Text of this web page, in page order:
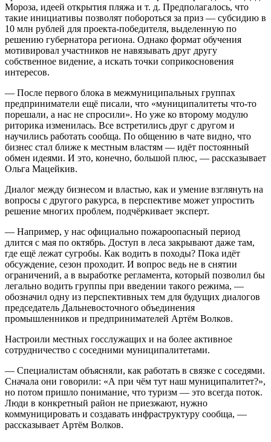
Мороза, идеей открытия пляжа и т. д. Предполагалось, что
такие инициативы позволят побороться за приз — субсидию в
10 млн рублей для проекта-победителя, выделенную по
решению губернатора региона. Однако формат обучения
мотивировал участников не навязывать друг другу
собственное видение, а искать точки соприкосновения
интересов.
— После первого блока в межмуниципальных группах
предприниматели ещё писали, что «муниципалитеты что-то
порешали, а нас не спросили». Но уже ко второму модулю
риторика изменилась. Все встретились друг с другом и
научились работать сообща. По общению в чате видно, что
бизнес стал ближе к местным властям — идёт постоянный
обмен идеями. И это, конечно, большой плюс, — рассказывает
Ольга Мацейкив.
Диалог между бизнесом и властью, как и умение взглянуть на
вопросы с другого ракурса, в перспективе может упростить
решение многих проблем, подчёркивает эксперт.
— Например, у нас официально пожароопасный период
длится с мая по октябрь. Доступ в леса закрывают даже там,
где ещё лежат сугробы. Как водить в походы? Пока идёт
обсуждение, сезон проходит. И вопрос ведь не в снятии
ограничений, а в выработке регламента, который позволил бы
легально водить группы при введении такого режима, —
обозначил одну из перспективных тем для будущих диалогов
председатель Дальневосточного объединения
промышленников и предпринимателей Артём Волков.
Настроили местных госслужащих и на более активное
сотрудничество с соседними муниципалитетами.
— Специалистам объясняли, как работать в связке с соседями.
Сначала они говорили: «А при чём тут наш муниципалитет?»,
но потом пришло понимание, что туризм — это всегда поток.
Люди в конкретный район не приезжают, нужно
коммуницировать и создавать инфраструктуру сообща, —
рассказывает Артём Волков.